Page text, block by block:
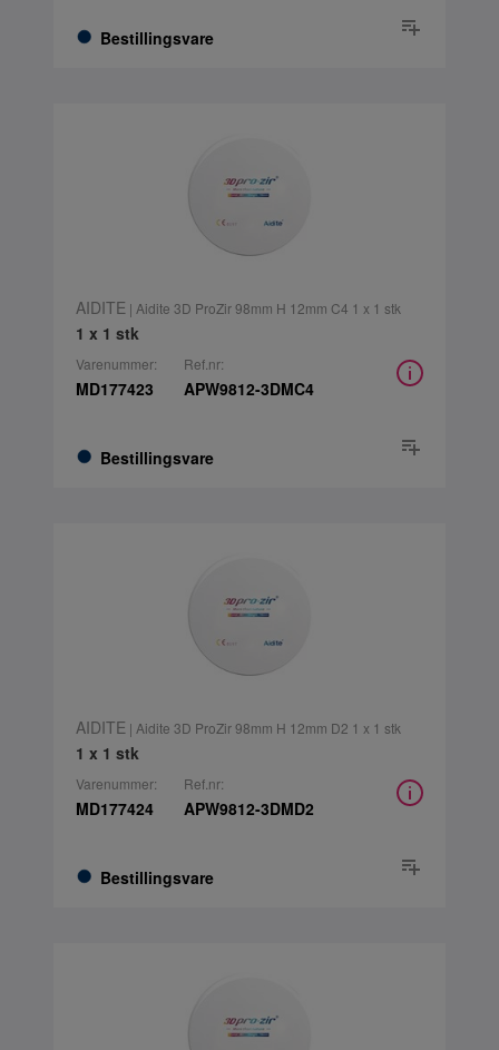
Bestillingsvare
AIDITE | Aidite 3D ProZir 98mm H 12mm C4 1 x 1 stk
1 x 1 stk
Varenummer:
MD177423
Bestillingsvare
Ref.nr:
APW9812-3DMC4
AIDITE | Aidite 3D ProZir 98mm H 12mm D2 1 x 1 stk
1 x 1 stk
Varenummer:
MD177424
Bestillingsvare
Ref.nr:
APW9812-3DMD2